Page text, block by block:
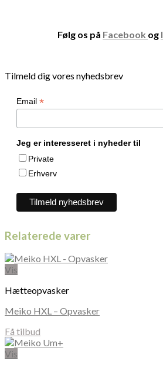
Følg os på Facebook og
Tilmeld dig vores nyhedsbrev
Email *
Jeg er interesseret i nyheder til
Private
Erhverv
Relaterede varer
Vis
Hætteopvasker
Meiko HXL – Opvasker
Få tilbud
Vis